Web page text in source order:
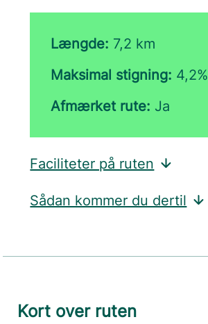
Længde: 7,2 km
Maksimal stigning: 4,2%
Afmærket rute: Ja
Faciliteter på ruten
Sådan kommer du dertil
Kort over ruten